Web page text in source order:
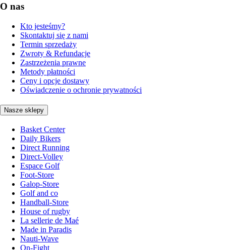
O nas
Kto jesteśmy?
Skontaktuj się z nami
Termin sprzedaży
Zwroty & Refundacje
Zastrzeżenia prawne
Metody płatności
Ceny i opcje dostawy
Oświadczenie o ochronie prywatności
Nasze sklepy
Basket Center
Daily Bikers
Direct Running
Direct-Volley
Espace Golf
Foot-Store
Galop-Store
Golf and co
Handball-Store
House of rugby
La sellerie de Maé
Made in Paradis
Nauti-Wave
On-Fight